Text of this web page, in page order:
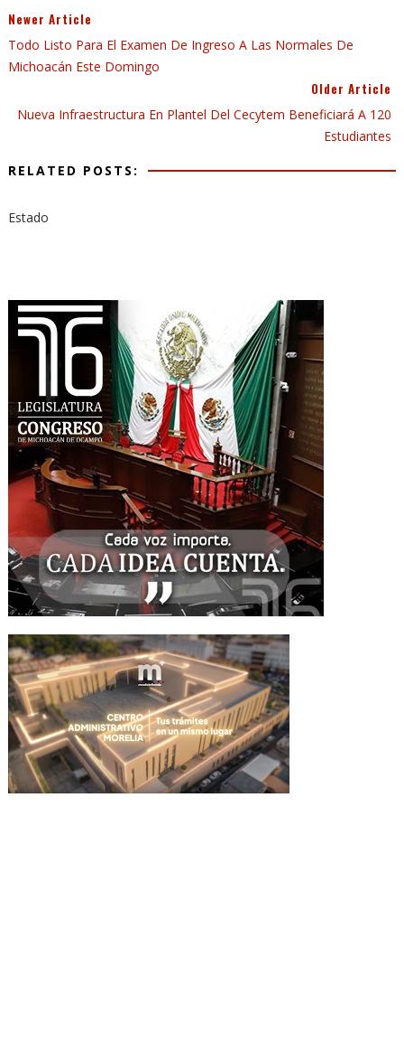
Newer Article
Todo Listo Para El Examen De Ingreso A Las Normales De
Michoacán Este Domingo
Older Article
Nueva Infraestructura En Plantel Del Cecytem Beneficiará A 120
Estudiantes
RELATED POSTS:
Estado